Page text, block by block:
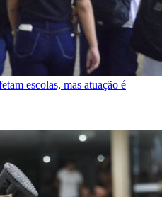
escolas, mas atuação é